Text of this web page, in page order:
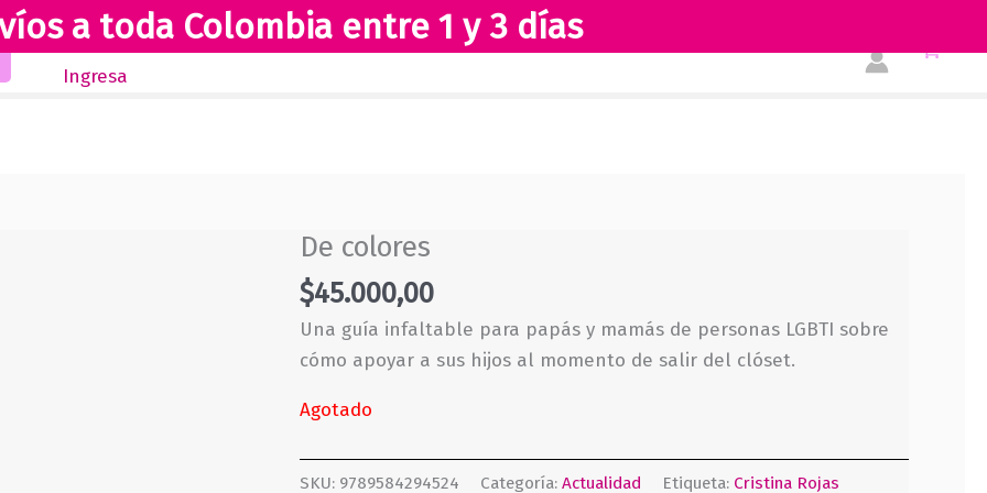
a toda Colombia entre 1 y 3 días
Inicio Novedades Revista Club Lectores Tienda
Ingresa
De colores
$45.000,00
Una guía infaltable para papás y mamás de personas LGBTI sobre
cómo apoyar a sus hijos al momento de salir del clóset.
Agotado
SKU: 9789584294524 Categoría:Actualidad Etiqueta: Cristina Rojas